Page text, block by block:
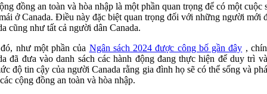
đồng an toàn và hòa nhập là một phần quan trọng để có một cuộc
ở Canada. Điều này đặc biệt quan trọng đối với những người mới
cũng như tất cả người dân Canada.
như một phần của Ngân sách 2024 được công bố gần đây ,
đã đưa vào danh sách các hành động đang thực hiện để duy trì
độ tin cậy của người Canada rằng gia đình họ sẽ có thể sống và
cộng đồng an toàn và hòa nhập.